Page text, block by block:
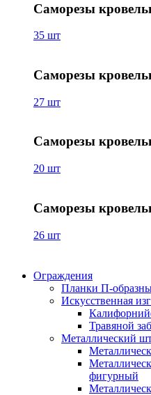
Саморезы
35 шт
Саморезы
27 шт
Саморезы
20 шт
Саморезы
26 шт
Ограждения
Планки П-
Искусственная
Травяной
Металлический
фигурный